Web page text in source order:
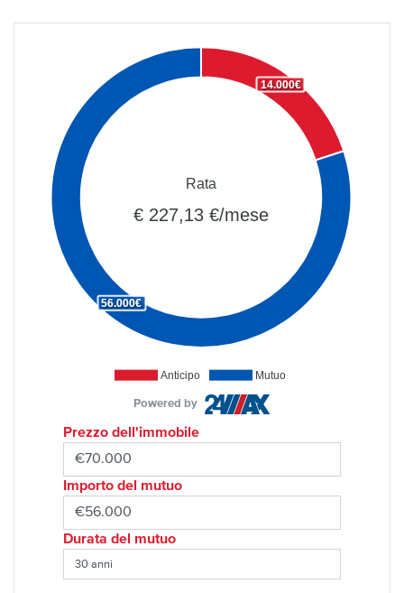
Anticipo Mutuo
14.000€
56.000€
Rata
€ 227,13 €/mese
Powered by
Prezzo dell'immobile
Importo del mutuo
Durata del mutuo